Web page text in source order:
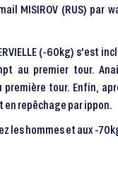
MISIROV (RUS) par
(-60kg) s'est
au premier tour.
tour. Enfin,
en repêchage par ippon.
les hommes et aux -